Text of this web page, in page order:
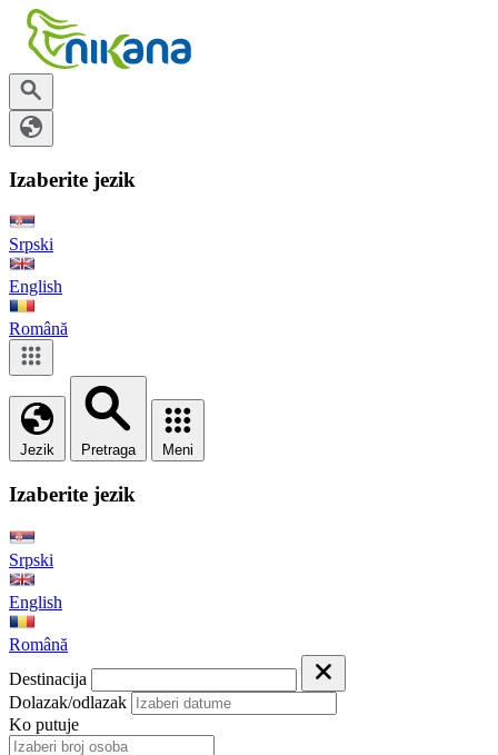
Izaberite jezik
Srpski
English
Română
Jezik Pretraga Meni
Izaberite jezik
Srpski
English
Română
Destinacija
Dolazak/odlazak
Ko putuje